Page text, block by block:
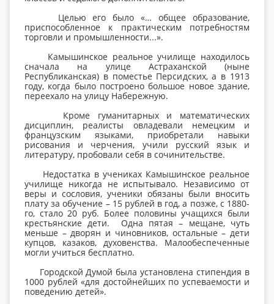
Целью его было «… общее образование,
приспособленное к практическим потребностям
торговли и промышленности...».
Камышинское реальное училище находилось
сначала на улице Астраханской (ныне
Республиканская) в поместье Персидских, а в 1913
году, когда было построено большое новое здание,
переехало на улицу Набережную.
Кроме гуманитарных и математических
дисциплин, реалисты овладевали немецким и
французским языками, приобретали навыки
рисования и черчения, учили русский язык и
литературу, пробовали себя в сочинительстве.
Недостатка в учениках Камышинское реальное
училище никогда не испытывало. Независимо от
веры и сословия, ученики обязаны были вносить
плату за обучение – 15 рублей в год, а позже, с 1880-
го, стало 20 руб. Более половины учащихся были
крестьянские дети. Одна пятая – мещане, чуть
меньше – дворян и чиновников, остальные – дети
купцов, казаков, духовенства. Малообеспеченные
могли учиться бесплатно.
Городской Думой была установлена стипендия в
1000 рублей «для достойнейших по успеваемости и
поведению детей».